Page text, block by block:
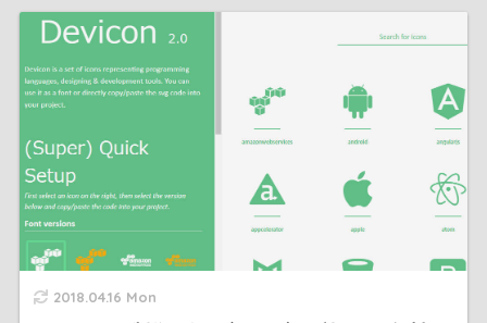
2018.04.16 Mon